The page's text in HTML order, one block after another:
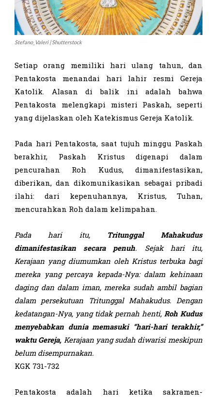
Stefano_Valeri | Shutterstock
Setiap orang memiliki hari ulang tahun, dan
Pentakosta menandai hari lahir resmi Gereja
Katolik. Alasan di balik ini adalah bahwa
Pentakosta melengkapi misteri Paskah, seperti
yang dijelaskan oleh Katekismus Gereja Katolik.
Pada hari Pentakosta, saat tujuh minggu Paskah
berakhir, Paskah Kristus digenapi dalam
pencurahan Roh Kudus, dimanifestasikan,
diberikan, dan dikomunikasikan sebagai pribadi
ilahi: dari kepenuhannya, Kristus, Tuhan,
mencurahkan Roh dalam kelimpahan.
Pada hari itu,
Tritunggal Mahakudus
dimanifestasikan secara penuh. Sejak hari itu,
Kerajaan yang diumumkan oleh Kristus terbuka bagi
mereka yang percaya kepada-Nya: dalam kehinaan
daging dan dalam iman, mereka sudah ambil bagian
dalam persekutuan Tritunggal Mahakudus. Dengan
kedatangan-Nya, yang tidak pernah henti, Roh Kudus
menyebabkan dunia memasuki “hari-hari terakhir,”
waktu Gereja, Kerajaan yang sudah diwarisi meskipun
belum disempurnakan.
KGK 731-732
Pentakosta adalah hari ketika sakramen-